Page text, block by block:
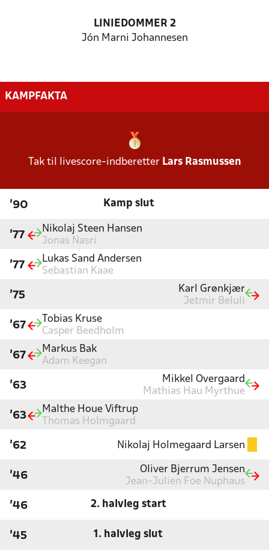
LINIEDOMMER 2
Jón Marni Johannesen
KAMPFAKTA
Tak til livescore-indberetter Lars Rasmussen
'90 Kamp slut
'77
Nikolaj Steen Hansen
Jonas Nasri
'77
Lukas Sand Andersen
Sebastian Kaae
'75
Karl Grønkjær
Jetmir Beluli
'67
Tobias Kruse
Casper Beedholm
'67
Markus Bak
Adam Keegan
'63
Mikkel Overgaard
Mathias Hau Myrthue
'63
Malthe Houe Viftrup
Thomas Holmgaard
'62 Nikolaj Holmegaard Larsen
'46
Oliver Bjerrum Jensen
Jean-Julien Foe Nuphaus
'46 2. halvleg start
'45 1. halvleg slut